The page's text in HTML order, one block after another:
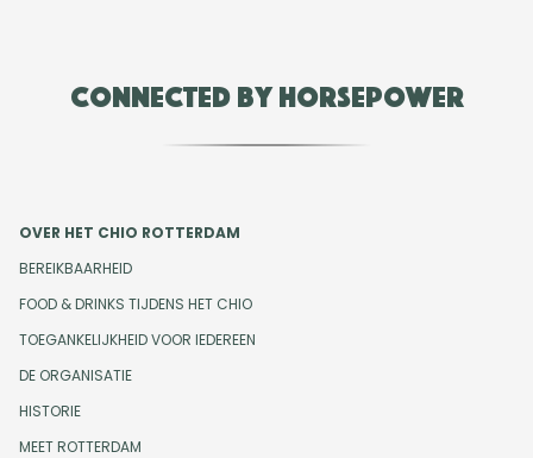
Connected by Horsepower
OVER HET CHIO ROTTERDAM
BEREIKBAARHEID
FOOD & DRINKS TIJDENS HET CHIO
TOEGANKELIJKHEID VOOR IEDEREEN
DE ORGANISATIE
HISTORIE
MEET ROTTERDAM